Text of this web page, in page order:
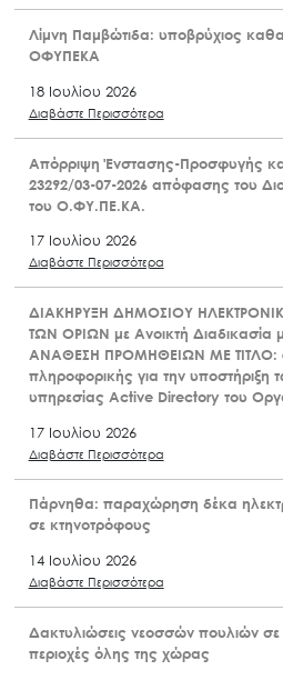
Λίμνη Παμβώτιδα: υποβρύχιος
ΟΦΥΠΕΚΑ
18 Ιουλίου 2026
Διαβάστε Περισσότερα
Απόρριψη Ένστασης-Προσφυγής
23292/03-07-2026 απόφασης του
του Ο.ΦΥ.ΠΕ.ΚΑ.
17 Ιουλίου 2026
Διαβάστε Περισσότερα
ΔΙΑΚΗΡΥΞΗ ΔΗΜΟΣΙΟΥ
ΤΩΝ ΟΡΙΩΝ με Ανοικτή Διαδικασία
ΑΝΑΘΕΣΗ ΠΡΟΜΗΘΕΙΩΝ ΜΕ ΤΙΤΛΟ:
πληροφορικής για την υποστήριξη
υπηρεσίας Active Directory του
17 Ιουλίου 2026
Διαβάστε Περισσότερα
Πάρνηθα: παραχώρηση δέκα
σε κτηνοτρόφους
14 Ιουλίου 2026
Διαβάστε Περισσότερα
Δακτυλιώσεις νεοσσών πουλιών σε
περιοχές όλης της χώρας